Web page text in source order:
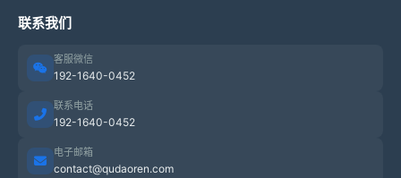
联系我们
客服微信
192-1640-0452
联系电话
192-1640-0452
电子邮箱
contact@qudaoren.com